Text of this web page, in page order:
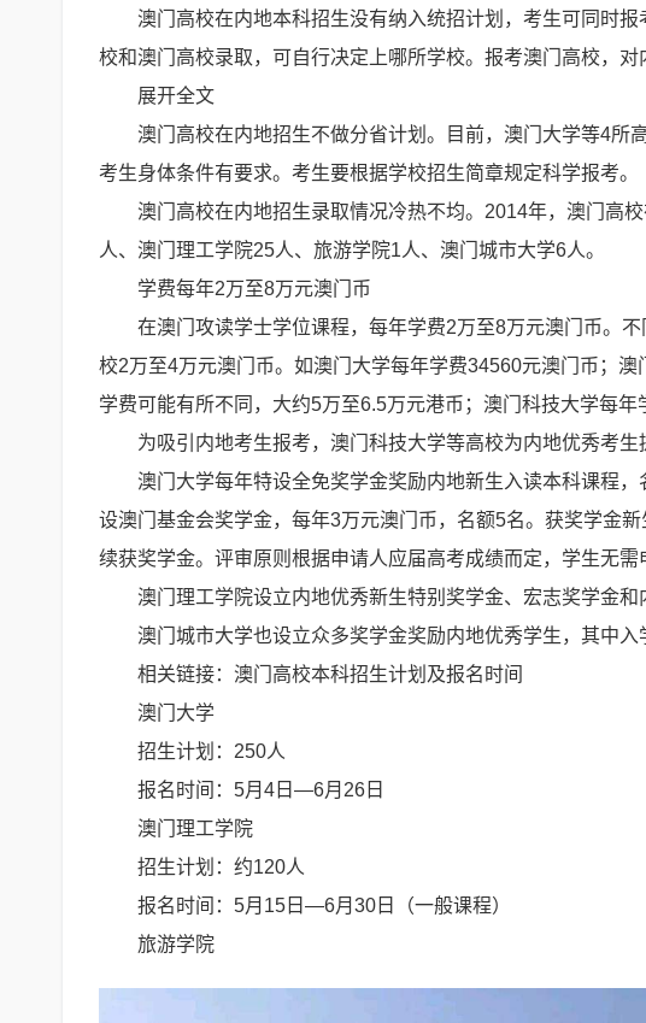
澳门高校在内地本科招生没有纳入统招计划，考生可同时
校和澳门高校录取，可自行决定上哪所学校。报考澳门高校，对
展开全文
澳门高校在内地招生不做分省计划。目前，澳门大学等4
考生身体条件有要求。考生要根据学校招生简章规定科学报考。
澳门高校在内地招生录取情况冷热不均。2014年，澳门高
人、澳门理工学院25人、旅游学院1人、澳门城市大学6人。
学费每年2万至8万元澳门币
在澳门攻读学士学位课程，每年学费2万至8万元澳门币。
校2万至4万元澳门币。如澳门大学每年学费34560元澳门币；
学费可能有所不同，大约5万至6.5万元港币；澳门科技大学每年
为吸引内地考生报考，澳门科技大学等高校为内地优秀考生
澳门大学每年特设全免奖学金奖励内地新生入读本科课程
设澳门基金会奖学金，每年3万元澳门币，名额5名。获奖学金
续获奖学金。评审原则根据申请人应届高考成绩而定，学生无需
澳门理工学院设立内地优秀新生特别奖学金、宏志奖学金和
澳门城市大学也设立众多奖学金奖励内地优秀学生，其中
相关链接：澳门高校本科招生计划及报名时间
澳门大学
招生计划：250人
报名时间：5月4日—6月26日
澳门理工学院
招生计划：约120人
报名时间：5月15日—6月30日（一般课程）
旅游学院